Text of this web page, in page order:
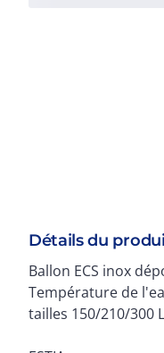
Détails du
Ballon ECS inox
Température de
tailles 150/210/300 L